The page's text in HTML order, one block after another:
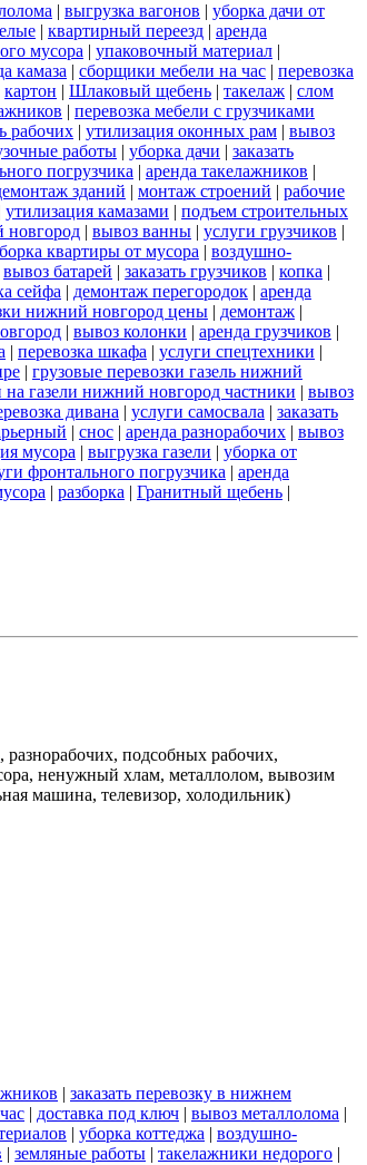
| выгрузка вагонов | уборка дачи от
| квартирный переезд | аренда
мусора | упаковочный материал |
камаза | сборщики мебели на час | перевозка
картон | Шлаковый щебень | такелаж | слом
| перевозка мебели с грузчиками
рабочих | утилизация оконных рам | вывоз
работы | уборка дачи | заказать
погрузчика | аренда такелажников |
зданий | монтаж строений | рабочие
утилизация камазами | подъем строительных
новгород | вывоз ванны | услуги грузчиков |
квартиры от мусора | воздушно-
вывоз батарей | заказать грузчиков | копка |
сейфа | демонтаж перегородок | аренда
нижний новгород цены | демонтаж |
| вывоз колонки | аренда грузчиков |
| перевозка шкафа | услуги спецтехники |
| грузовые перевозки газель нижний
на газели нижний новгород частники | вывоз
дивана | услуги самосвала | заказать
| снос | аренда разнорабочих | вывоз
мусора | выгрузка газели | уборка от
фронтального погрузчика | аренда
| разборка | Гранитный щебень |
подсобных рабочих,
ненужный хлам, металлолом, вывозим
машина, телевизор, холодильник)
| заказать перевозку в нижнем
| доставка под ключ | вывоз металлолома |
| уборка коттеджа | воздушно-
| земляные работы | такелажники недорого |